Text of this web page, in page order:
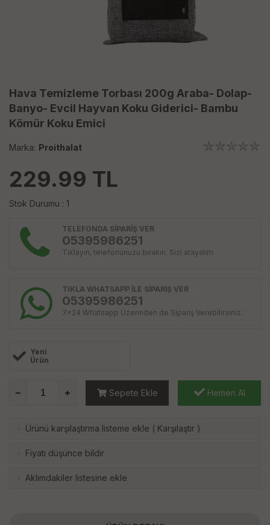
Hava Temizleme Torbası 200g Araba- Dolap-
Banyo- Evcil Hayvan Koku Giderici- Bambu
Kömür Koku Emici
Marka: Proithalat
229.99 TL
Stok Durumu : 1
TELEFONDA SİPARİŞ VER
05395986251
Tıklayın, telefonunuzu bırakın. Sizi arayalım.
TIKLA WHATSAPP İLE SİPARİŞ VER
05395986251
7x24 Whatsapp Üzerinden de Sipariş Verebilirsiniz.
Yeni
Ürün
Sepete Ekle Hemen Al
· Ürünü karşılaştırma listeme ekle ( Karşılaştır )
· Fiyatı düşünce bildir
· Aklımdakiler listesine ekle